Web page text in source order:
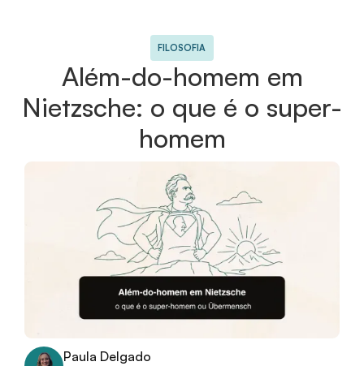
FILOSOFIA
Além-do-homem em
Nietzsche: o que é o super-
homem
Paula Delgado